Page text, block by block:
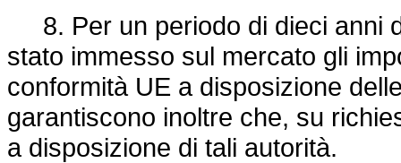
8. Per un periodo di dieci anni
stato immesso sul mercato gli
conformità UE a disposizione
garantiscono inoltre che, su
a disposizione di tali autorità.